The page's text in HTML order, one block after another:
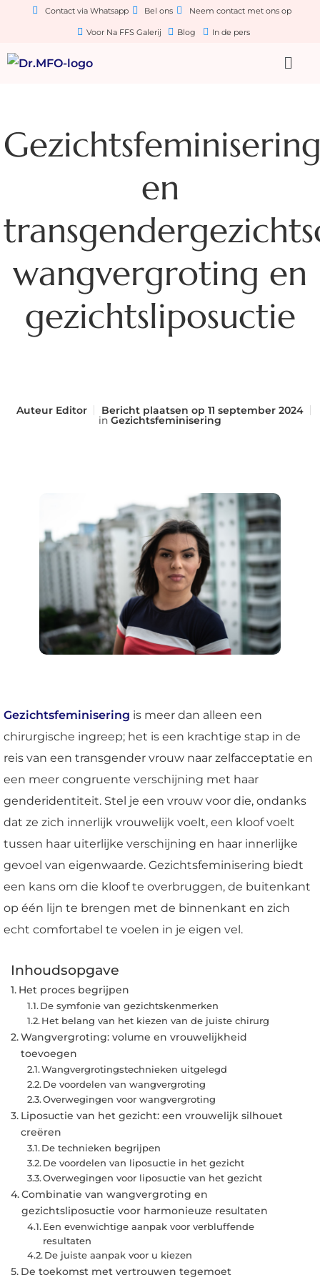
Contact via Whatsapp Bel ons Neem contact met ons op
Voor Na FFS Galerij Blog In de pers
en
wangvergroting en
gezichtsliposuctie
Auteur Editor Bericht plaatsen op 11 september 2024
in Gezichtsfeminisering
Gezichtsfeminisering is meer dan alleen een
chirurgische ingreep; het is een krachtige stap in de
reis van een transgender vrouw naar zelfacceptatie en
een meer congruente verschijning met haar
genderidentiteit. Stel je een vrouw voor die, ondanks
dat ze zich innerlijk vrouwelijk voelt, een kloof voelt
tussen haar uiterlijke verschijning en haar innerlijke
gevoel van eigenwaarde. Gezichtsfeminisering biedt
een kans om die kloof te overbruggen, de buitenkant
op één lijn te brengen met de binnenkant en zich
echt comfortabel te voelen in je eigen vel.
Inhoudsopgave
Het proces begrijpen
De symfonie van gezichtskenmerken
Het belang van het kiezen van de juiste chirurg
Wangvergroting: volume en vrouwelijkheid
toevoegen
Wangvergrotingstechnieken uitgelegd
De voordelen van wangvergroting
Overwegingen voor wangvergroting
Liposuctie van het gezicht: een vrouwelijk silhouet
creëren
De technieken begrijpen
De voordelen van liposuctie in het gezicht
Overwegingen voor liposuctie van het gezicht
Combinatie van wangvergroting en
gezichtsliposuctie voor harmonieuze resultaten
Een evenwichtige aanpak voor verbluffende
resultaten
De juiste aanpak voor u kiezen
De toekomst met vertrouwen tegemoet